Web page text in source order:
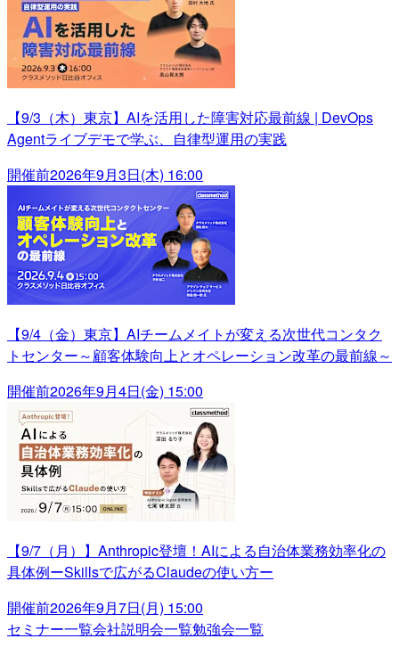
【9/3（木）東京】AIを活用した障害対応最前線 | DevOps
Agentライブデモで学ぶ、自律型運用の実践
開催前2026年9月3日(木) 16:00
【9/4（金）東京】AIチームメイトが変える次世代コンタク
トセンター～顧客体験向上とオペレーション改革の最前線～
開催前2026年9月4日(金) 15:00
【9/7（月）】Anthropic登壇！AIによる自治体業務効率化の
具体例ーSkillsで広がるClaudeの使い方ー
開催前2026年9月7日(月) 15:00
セミナー一覧会社説明会一覧勉強会一覧